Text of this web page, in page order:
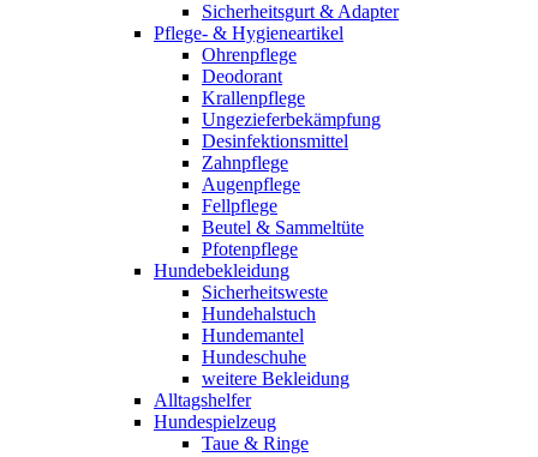
Sicherheitsgurt & Adapter
Pflege- & Hygieneartikel
Ohrenpflege
Deodorant
Krallenpflege
Ungezieferbekämpfung
Desinfektionsmittel
Zahnpflege
Augenpflege
Fellpflege
Beutel & Sammeltüte
Pfotenpflege
Hundebekleidung
Sicherheitsweste
Hundehalstuch
Hundemantel
Hundeschuhe
weitere Bekleidung
Alltagshelfer
Hundespielzeug
Taue & Ringe